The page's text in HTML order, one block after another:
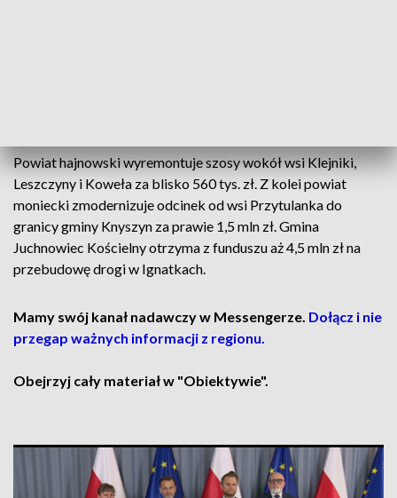
Powiat hajnowski wyremontuje szosy wokół wsi Klejniki,
Leszczyny i Koweła za blisko 560 tys. zł. Z kolei powiat
moniecki zmodernizuje odcinek od wsi Przytulanka do
granicy gminy Knyszyn za prawie 1,5 mln zł. Gmina
Juchnowiec Kościelny otrzyma z funduszu aż 4,5 mln zł na
przebudowę drogi w Ignatkach.
Mamy swój kanał nadawczy w Messengerze. Dołącz i nie
przegap ważnych informacji z regionu.
Obejrzyj cały materiał w "Obiektywie".